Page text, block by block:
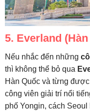
5. Everland
Nếu nhắc đến những
thì không thể bỏ qua
Hàn Quốc và từng
công viên giải trí nổi
phố Yongin, cách